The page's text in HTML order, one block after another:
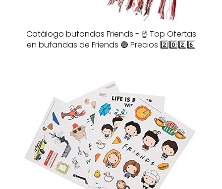
Catálogo bufandas Friends - ☝️ Top Ofertas
en bufandas de Friends 🔵 Precios 2️⃣0️⃣2️⃣6️⃣